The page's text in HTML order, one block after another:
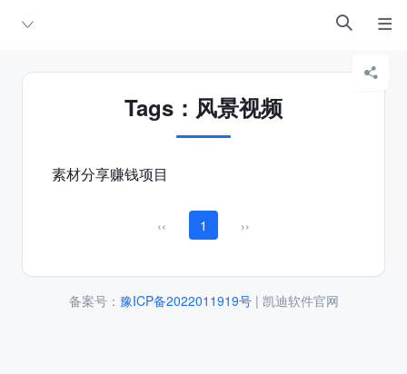
 
Tags：风景视频
素材分享赚钱项目
‹‹ 1 ››

备案号： 豫ICP备2022011919号| 凯迪软件官网